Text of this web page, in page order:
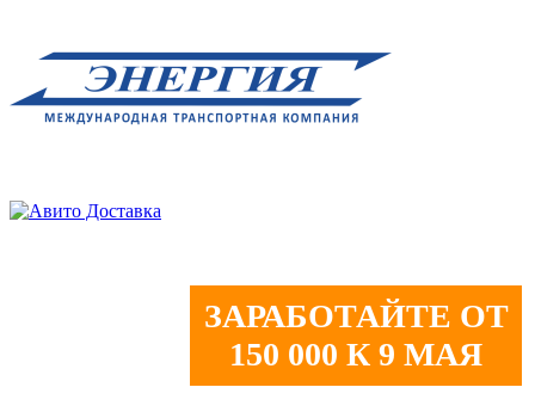
ЗАРАБОТАЙТЕ ОТ
150 000 К 9 МАЯ